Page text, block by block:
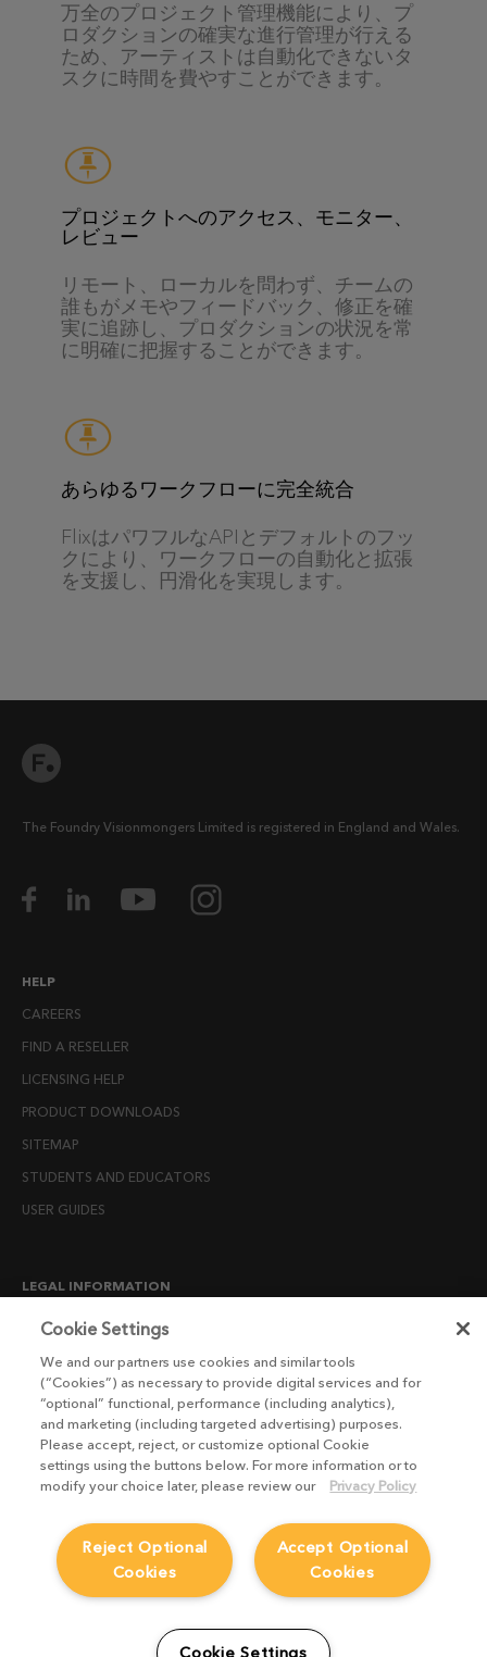
万全のプロジェクト管理機能により、プ
ロダクションの確実な進行管理が行える
ため、アーティストは自動化できないタ
スクに時間を費やすことができます。
プロジェクトへのアクセス、モニター、
レビュー
リモート、ローカルを問わず、チームの
誰もがメモやフィードバック、修正を確
実に追跡し、プロダクションの状況を常
に明確に把握することができます。
あらゆるワークフローに完全統合
FlixはパワフルなAPIとデフォルトのフッ
クにより、ワークフローの自動化と拡張
を支援し、円滑化を実現します。
The Foundry Visionmongers Limited is registered in England and Wales.
HELP
CAREERS
FIND A RESELLER
LICENSING HELP
PRODUCT DOWNLOADS
SITEMAP
STUDENTS AND EDUCATORS
USER GUIDES
LEGAL INFORMATION
CANDIDATE PRIVACY NOTICE
END USER LICENSE AGREEMENTS
ENVIRONMENT POLICY
ESG MISSION STATEMENT
LICENSE COMPLIANCE
MODERN SLAVERY ACT STATEMENT
PRIVACY NOTICE
WEBSITE TERMS AND CONDITIONS
Cookie Settings
We and our partners use cookies and similar tools
(“Cookies”) as necessary to provide digital services and for
“optional” functional, performance (including analytics),
and marketing (including targeted advertising) purposes.
Please accept, reject, or customize optional Cookie
settings using the buttons below. For more information or to
modify your choice later, please review our
Privacy Policy
Accept Optional
Cookies
Reject Optional
Cookies
Cookie Settings